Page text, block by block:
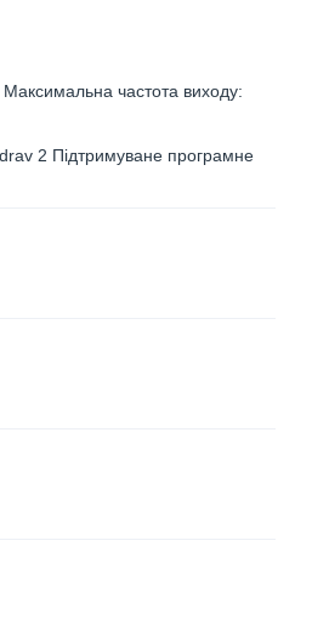
частота виходу:
2 Підтримуване програмне